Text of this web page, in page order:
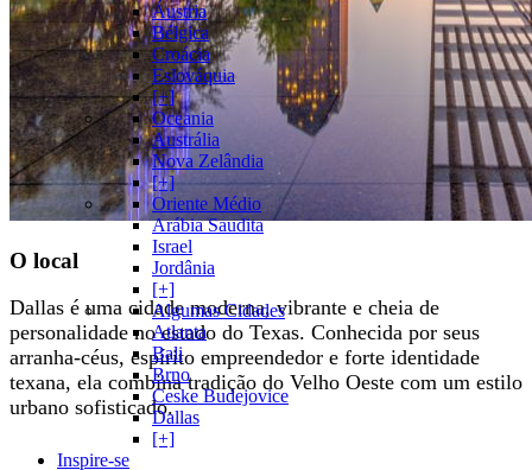
Áustria
Bélgica
Croácia
Eslováquia
[+]
Oceania
Austrália
Nova Zelândia
[+]
Oriente Médio
Arábia Saudita
Israel
Jordânia
[+]
Algumas Cidades
Atlanta
Bali
Brno
Ceske Budejovice
Dallas
[+]
Inspire-se
O local
Dallas é uma cidade moderna, vibrante e cheia de
personalidade no estado do Texas. Conhecida por seus
arranha-céus, espírito empreendedor e forte identidade
texana, ela combina tradição do Velho Oeste com um estilo
urbano sofisticado.